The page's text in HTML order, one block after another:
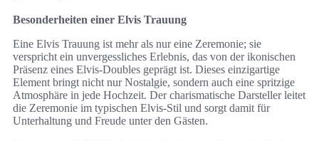
Besonderheiten einer Elvis Trauung
Eine Elvis Trauung ist mehr als nur eine Zeremonie; sie
verspricht ein unvergessliches Erlebnis, das von der ikonischen
Präsenz eines Elvis-Doubles geprägt ist. Dieses einzigartige
Element bringt nicht nur Nostalgie, sondern auch eine spritzige
Atmosphäre in jede Hochzeit. Der charismatische Darsteller leitet
die Zeremonie im typischen Elvis-Stil und sorgt damit für
Unterhaltung und Freude unter den Gästen.